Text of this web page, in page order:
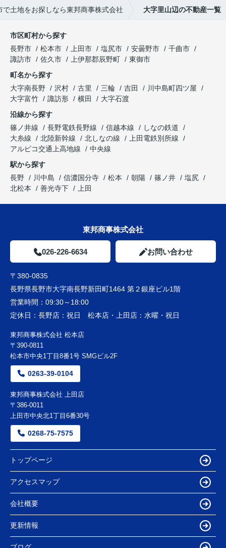
で土地をお探しなら東邦商事株式会社 大字里山辺の不動産一覧
市区町村から探す
長野市
松本市 上田市 塩尻市 安曇野市
千曲市
諏訪市
佐久市 上伊那郡辰野町
東御市
町名から探す
大字南長野
沢村 古里 三輪 吉田
川中島町四ツ屋
大字富竹
諏訪形 横田
大字石渡
沿線から探す
篠ノ井線
長野電鉄長野線 信越本線
しなの鉄道
大糸線
北陸新幹線 北しなの線
上田電鉄別所線
アルピコ交通上高地線
中央線
駅から探す
長野
川中島 信濃国分寺 松本 朝陽 篠ノ井
塩尻
北松本
善光寺下 上田
東邦商事株式会社
026-226-6634 お問い合わせ
〒380-0835
長野県長野市大字南長野新田町1464 第２銀座ビル1階
営業時間： 09:30～18:00
定休日： 長野店：祝日 松本店・上田店：水曜・祝日
東邦商事株式会社 松本店
〒390-0811
松本市中央1丁目8番1号 SMGビル2F
0263-39-0104
東邦商事株式会社 上田店
〒386-0011
上田市中央北1丁目6番30号
0268-75-7575
トップページ
アクセスマップ
会社概要
更新情報